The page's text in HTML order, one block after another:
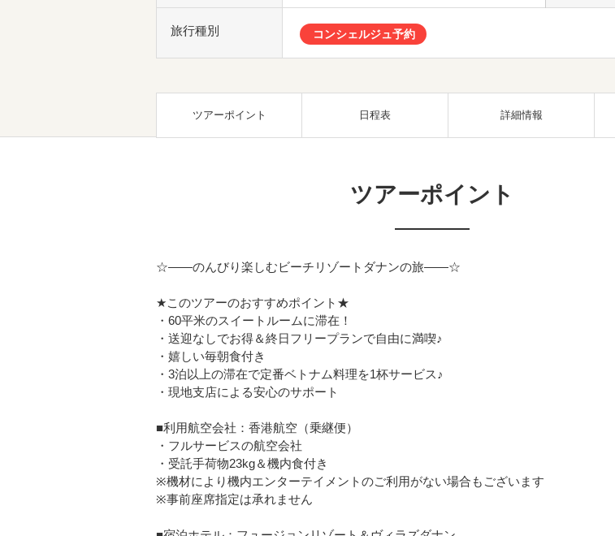
旅行種別 コンシェルジュ予約
ツアーポイント 日程表 詳細情報
ツアーポイント
☆――のんびり楽しむビーチリゾートダナンの旅――☆
★このツアーのおすすめポイント★
・60平米のスイートルームに滞在！
・送迎なしでお得＆終日フリープランで自由に満喫♪
・嬉しい毎朝食付き
・3泊以上の滞在で定番ベトナム料理を1杯サービス♪
・現地支店による安心のサポート
■利用航空会社：香港航空（乗継便）
・フルサービスの航空会社
・受託手荷物23kg＆機内食付き
※機材により機内エンターテイメントのご利用がない場合もございます
※事前座席指定は承れません